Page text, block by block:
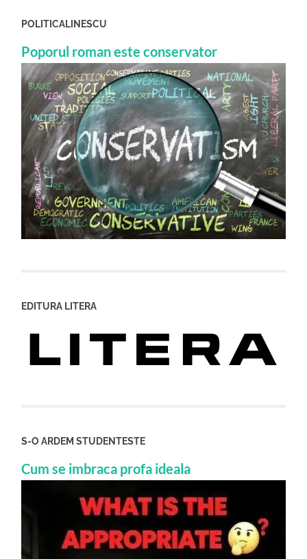
POLITICALINESCU
Poporul roman este conservator
EDITURA LITERA
S-O ARDEM STUDENTESTE
Cum se imbraca profa ideala